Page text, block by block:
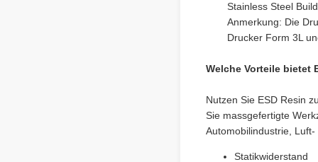
Stainless Steel
Anmerkung: Die
Drucker Form 3L
Welche Vorteile bietet
Nutzen Sie ESD Resin
Sie massgefertigte
Automobilindustrie,
Statikwiderstand